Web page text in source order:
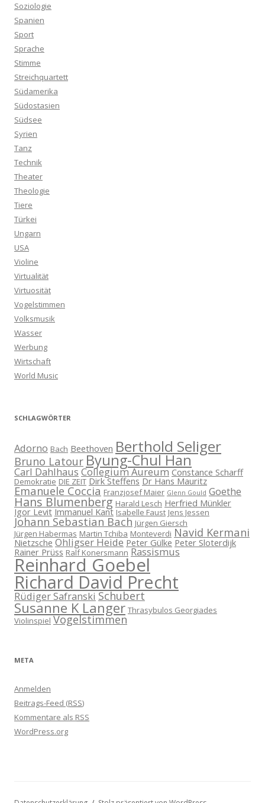
Soziologie
Spanien
Sport
Sprache
Stimme
Streichquartett
Südamerika
Südostasien
Südsee
Syrien
Tanz
Technik
Theater
Theologie
Tiere
Türkei
Ungarn
USA
Violine
Virtualität
Virtuosität
Vogelstimmen
Volksmusik
Wasser
Werbung
Wirtschaft
World Music
SCHLAGWÖRTER
Adorno Bach Beethoven Berthold Seliger
Bruno Latour Byung-Chul Han
Carl Dahlhaus Collegium Aureum Constance Scharff
Demokratie DIE ZEIT Dirk Steffens Dr Hans Mauritz
Emanuele Coccia Franzjosef Maier Glenn Gould Goethe
Hans Blumenberg Harald Lesch Herfried Münkler
Igor Levit Immanuel Kant Isabelle Faust Jens Jessen
Johann Sebastian Bach Jürgen Giersch
Jürgen Habermas Martin Tchiba Monteverdi Navid Kermani
Nietzsche Ohligser Heide Peter Gülke Peter Sloterdijk
Rainer Prüss Ralf Konersmann Rassismus
Reinhard Goebel
Richard David Precht
Rüdiger Safranski Schubert
Susanne K Langer Thrasybulos Georgiades
Violinspiel Vogelstimmen
META
Anmelden
Beitrags-Feed (RSS)
Kommentare als RSS
WordPress.org